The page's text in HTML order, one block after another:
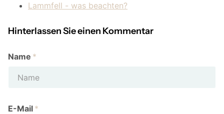
Lammfell - was beachten?
Hinterlassen Sie einen Kommentar
Name *
E-Mail *